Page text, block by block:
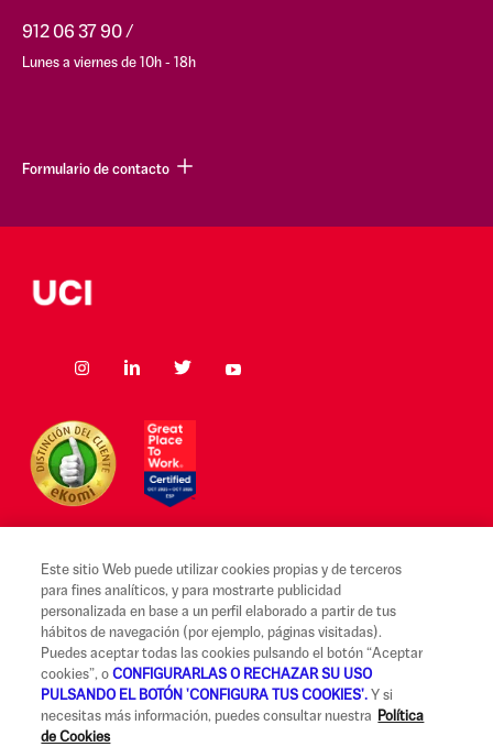
912 06 37 90
Lunes a viernes de 10h - 18h
Formulario de contacto
Aviso legal y Condiciones de uso
Reclamaciones
Código de Buenas Prácticas
Este sitio Web puede utilizar cookies propias y de terceros
para fines analíticos, y para mostrarte publicidad
personalizada en base a un perfil elaborado a partir de tus
hábitos de navegación (por ejemplo, páginas visitadas).
Puedes aceptar todas las cookies pulsando el botón “Aceptar
cookies”, oCONFIGURARLAS O RECHAZAR SU USO
PULSANDO EL BOTÓN 'CONFIGURA TUS COOKIES'. Y si
necesitas más información, puedes consultar nuestra
Política
de Cookies